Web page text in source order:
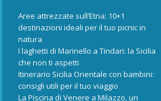
Aree attrezzate sull’Etna: 10+1
destinazioni ideali per il tuo picnic in
natura
I laghetti di Marinello a Tindari: la Sicilia
che non ti aspetti
Itinerario Sicilia Orientale con bambini:
consigli utili per il tuo viaggio
La Piscina di Venere a Milazzo, un